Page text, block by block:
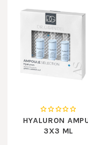
HYALURON
3X3 ML